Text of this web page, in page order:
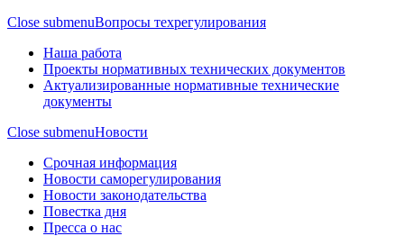
Close submenuВопросы техрегулирования
Наша работа
Проекты нормативных технических документов
Актуализированные нормативные технические
документы
Close submenuНовости
Срочная информация
Новости саморегулирования
Новости законодательства
Повестка дня
Пресса о нас